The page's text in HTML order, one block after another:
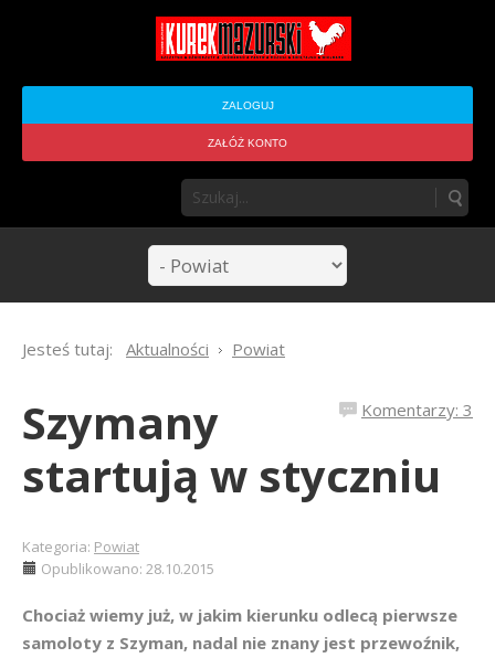
ZALOGUJ
ZAŁÓŻ KONTO
Jesteś tutaj: Aktualności Powiat
Komentarzy: 3
Szymany
startują w styczniu
Kategoria: Powiat
Opublikowano: 28.10.2015
Chociaż wiemy już, w jakim kierunku odlecą pierwsze
samoloty z Szyman, nadal nie znany jest przewoźnik,